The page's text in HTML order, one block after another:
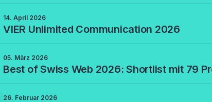
14. April 2026
VIER Unlimited Communication 2026
05. März 2026
Best of Swiss Web 2026: Shortlist mit 79
26. Februar 2026